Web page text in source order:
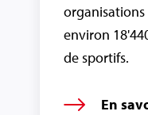
environ
de sportifs.
En